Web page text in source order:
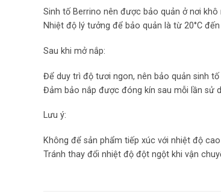
Sinh tố Berrino nên được bảo quản ở nơi
Nhiệt độ lý tưởng để bảo quản là từ 20°C đến
Sau khi mở nắp:
Để duy trì độ tươi ngon, nên bảo quản sinh
Đảm bảo nắp được đóng kín sau mỗi lần sử
Lưu ý:
Không để sản phẩm tiếp xúc với nhiệt độ
Tránh thay đổi nhiệt độ đột ngột khi vận